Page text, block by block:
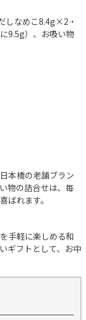
しなめこ8.4g×2・
9.5g）、お吸い物
本橋の老舗ブラン
物の詰合せは、毎
ばれます。
手軽に楽しめる和
ギフトとして、お中